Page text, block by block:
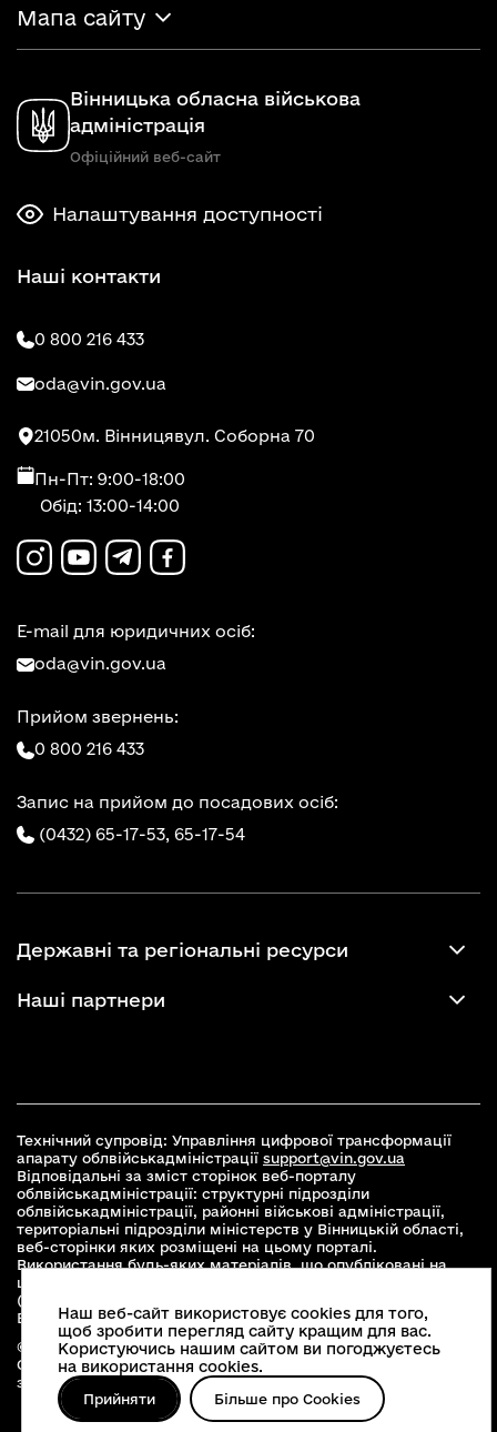
Мапа сайту
Вінницька обласна військова
адміністрація
Офіційний веб-сайт
Налаштування доступності
Наші контакти
0 800 216 433
oda@vin.gov.ua
21050м. Вінницявул. Соборна 70
Пн-Пт: 9:00-18:00
Обід: 13:00-14:00
E-mail для юридичних осіб:
oda@vin.gov.ua
Прийом звернень:
0 800 216 433
Запис на прийом до посадових осіб:
(0432) 65-17-53, 65-17-54
Державні та регіональні ресурси
Наші партнери
Технічний супровід: Управління цифрової трансформації
апарату облвійськадміністрації support@vin.gov.ua
Відповідальні за зміст сторінок веб-порталу
облвійськадміністрації: структурні підрозділи
облвійськадміністрації, районні військові адміністрації,
територіальні підрозділи міністерств у Вінницькій області,
веб-сторінки яких розміщені на цьому порталі.
Використання будь-яких матеріалів, що опубліковані на
цьому сайті, дозволяється при умові зазначення посилання
(для інтернет-видань - гіперпосилання) на офіційний сайт
Вінницької облвійськадміністраціїwww.vin.gov.ua .
© 2026 Весь контент доступний за ліцензією Creative
Commons Attribution 4.0 International license, якщо не
зазначено інше
Наш веб-сайт використовує cookies для того,
щоб зробити перегляд сайту кращим для вас.
Користуючись нашим сайтом ви погоджуєтесь
на використання cookies.
Прийняти Більше про Cookies